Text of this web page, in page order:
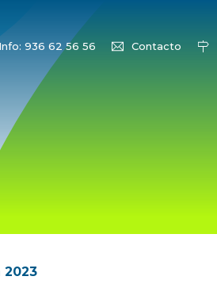
Info: 936 62 56 56 Contacto